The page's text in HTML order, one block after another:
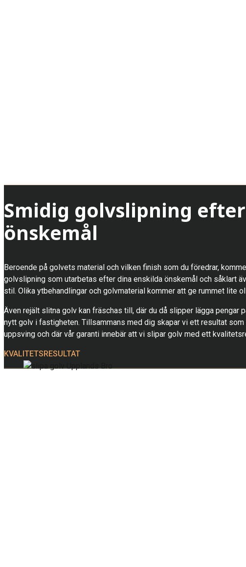
Smidig golvslipning
önskemål
Beroende på golvets material och vilken finish som du föredrar,
golvslipning som utarbetas efter dina enskilda önskemål och såklart
stil. Olika ytbehandlingar och golvmaterial kommer att ge rummet lite
Även rejält slitna golv kan fräschas till, där du då slipper lägga pengar
nytt golv i fastigheten. Tillsammans med dig skapar vi ett resultat
uppsving och där vår garanti innebär att vi slipar golv med ett
KVALITETSRESULTAT